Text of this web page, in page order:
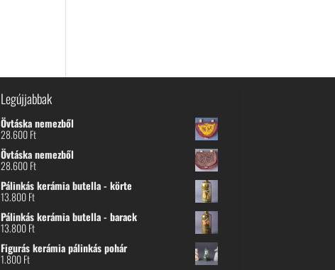
Legújjabbak
Övtáska nemezből
28.600Ft
Övtáska nemezből
28.600Ft
Pálinkás kerámia butella - körte
13.800Ft
Pálinkás kerámia butella - barack
13.800Ft
Figurás kerámia pálinkás pohár
1.800Ft